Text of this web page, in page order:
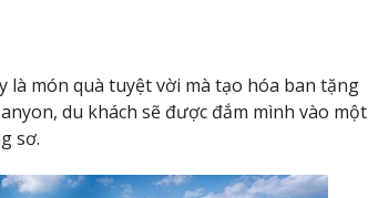
là món quà tuyệt vời mà tạo hóa ban tặng
du khách sẽ được đắm mình vào một
sơ.